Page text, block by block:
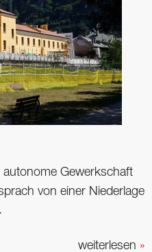
autonome Gewerkschaft
von einer Niederlage
weiterlesen »